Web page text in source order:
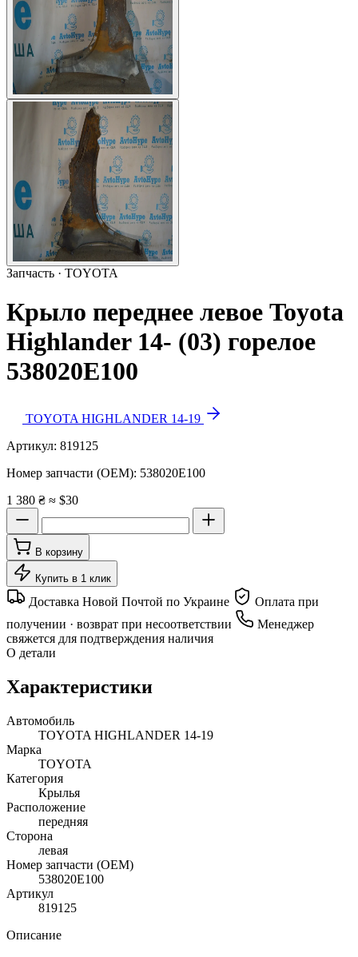
Запчасть · TOYOTA
Крыло переднее левое Toyota
Highlander 14- (03) горелое
538020E100
TOYOTA HIGHLANDER 14-19
Артикул: 819125
Номер запчасти (OEM): 538020E100
1 380 ₴ ≈ $30
В корзину
Купить в 1 клик
Доставка Новой Почтой по Украине
Оплата при
получении · возврат при несоответствии
Менеджер
свяжется для подтверждения наличия
О детали
Характеристики
Автомобиль
TOYOTA HIGHLANDER 14-19
Марка
TOYOTA
Категория
Крылья
Расположение
передняя
Сторона
левая
Номер запчасти (OEM)
538020E100
Артикул
819125
Описание